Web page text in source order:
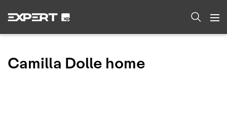
Camilla Dolle home